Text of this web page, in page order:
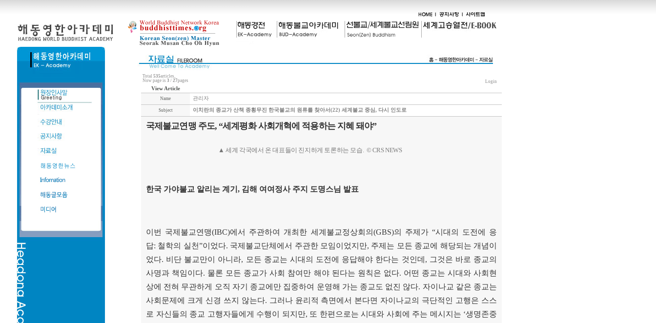
Total 535articles,
Now page is 3 / 27pages Login
View Article
Name 관리자
Subject 이치란의 종교가 산책 종횡무진 한국불교의 원류를 찾아서(22) 세계불교 중심, 다시 인도로
국제불교연맹 주도, “세계평화 사회개혁에 적용하는 지혜 돼야”
▲ 세계 각국에서 온 대표들이 진지하게 토론하는 모습. © CRS NEWS
한국 가야불교 알리는 계기 , 김해 여여정사 주지 도명스님 발표
이번 국제불교연맹(IBC)에서 주관하여 개최한 세계불교정상회의 (GBS)의 주제가 “시대의 도전에 응
답: 철학의 실천”이었다. 국제불교단체에서 주관한 모임이었지만, 주제는 모든 종교에 해당되는 개념이
었다. 비단 불교만이 아니라, 모든 종교는 시대의 도전에 응답해야 한다는 것인데 , 그것은 바로 종교의
사명과 책임이다. 물론 모든 종교가 사회 참여만 해야 된다는 원칙은 없다. 어떤 종교는 시대와 사회현
상에 전혀 무관하게 오직 자기 종교에만 집중하여 운영해 가는 종교도 없진 않다. 자이나교 같은 종교는
사회문제에 크게 신경 쓰지 않는다. 그러나 윤리적 측면에서 본다면 자이나교의 극단적인 고행은 스스
로 자신들의 종교 고행자들에게 수행이 되지만, 또 한편으로는 시대와 사회에 주는 메시지는 ‘생명존중